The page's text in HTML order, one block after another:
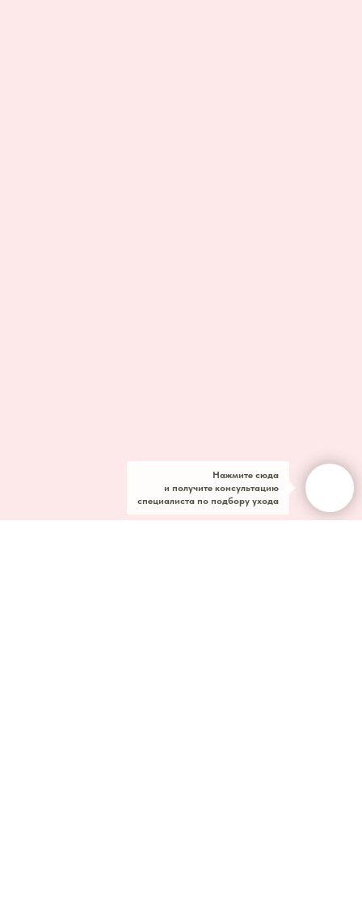
Нажмите сюда
и получите консультацию
специалиста по подбору ухода